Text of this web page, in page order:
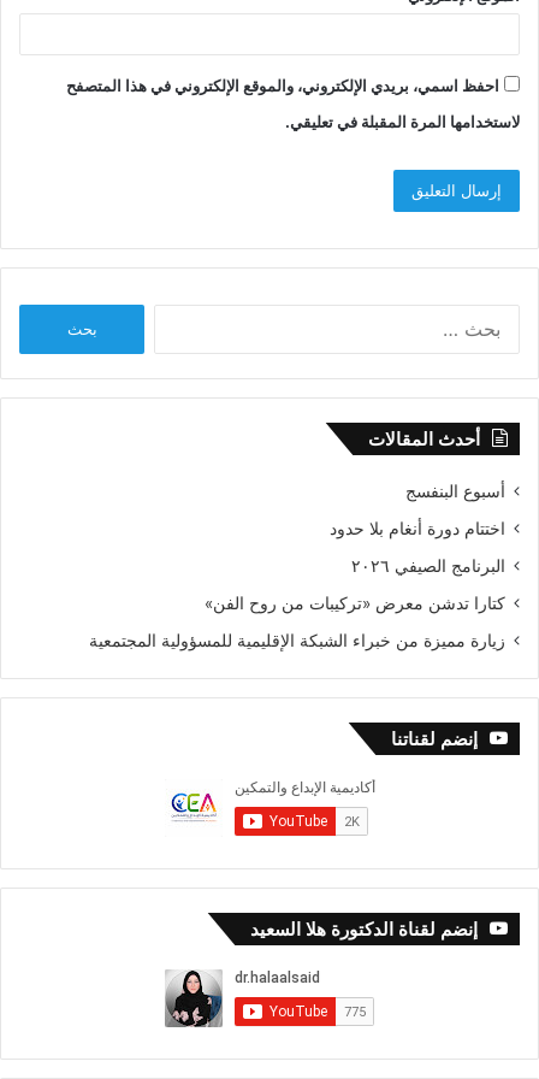
احفظ اسمي، بريدي الإلكتروني، والموقع الإلكتروني في هذا المتصفح
لاستخدامها المرة المقبلة في تعليقي.
أحدث المقالات
أسبوع البنفسج
اختتام دورة أنغام بلا حدود
البرنامج الصيفي ٢٠٢٦
كتارا تدشن معرض «تركيبات من روح الفن»
زيارة مميزة من خبراء الشبكة الإقليمية للمسؤولية المجتمعية
إنضم لقناتنا
إنضم لقناة الدكتورة هلا السعيد